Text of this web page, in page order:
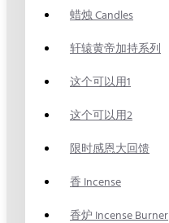
蜡烛 Candles
轩辕黄帝加持系列
这个可以用1
这个可以用2
限时感恩大回馈
香 Incense
香炉 Incense Burner